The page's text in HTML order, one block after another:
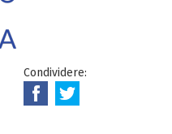
Condividere: